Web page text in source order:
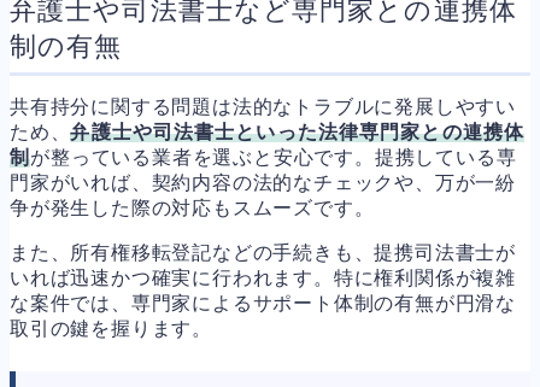
弁護士や司法書士など専門家との連携体
制の有無
共有持分に関する問題は法的なトラブルに発展しやすい
ため、弁護士や司法書士といった法律専門家との連携体
制が整っている業者を選ぶと安心です。提携している専
門家がいれば、契約内容の法的なチェックや、万が一紛
争が発生した際の対応もスムーズです。
また、所有権移転登記などの手続きも、提携司法書士が
いれば迅速かつ確実に行われます。特に権利関係が複雑
な案件では、専門家によるサポート体制の有無が円滑な
取引の鍵を握ります。